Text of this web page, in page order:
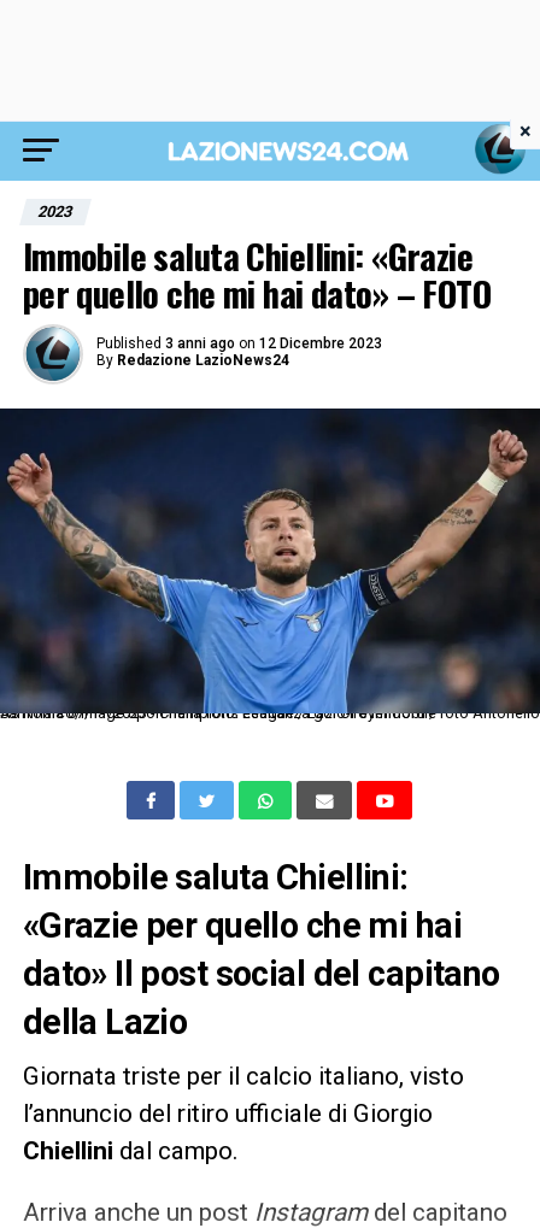
2023
Immobile saluta Chiellini: «Grazie
per quello che mi hai dato» – FOTO
Published 3 anni ago on 12 Dicembre 2023
By Redazione LazioNews24
As Roma 07/11/2023 - Champions League / Lazio-Feyenoord / foto Antonello Sammarco/Image Sport nella foto: esultanza gol Ciro Immobile
Immobile saluta Chiellini:
«Grazie per quello che mi hai
dato» Il post social del capitano
della Lazio
Giornata triste per il calcio italiano, visto
l’annuncio del ritiro ufficiale di Giorgio
Chiellini dal campo.
Arriva anche un post Instagram del capitano
×